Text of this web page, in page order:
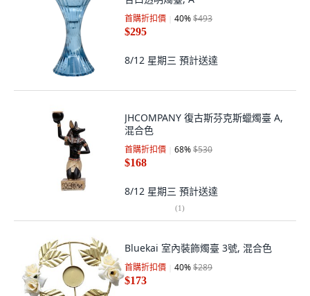
首購折扣價 40%$493
$295
8/12 星期三 預計送達
JHCOMPANY 復古斯芬克斯蠟燭臺 A,
混合色
首購折扣價 68%$530
$168
8/12 星期三 預計送達
(1)
Bluekai 室內裝飾燭臺 3號, 混合色
首購折扣價 40%$289
$173